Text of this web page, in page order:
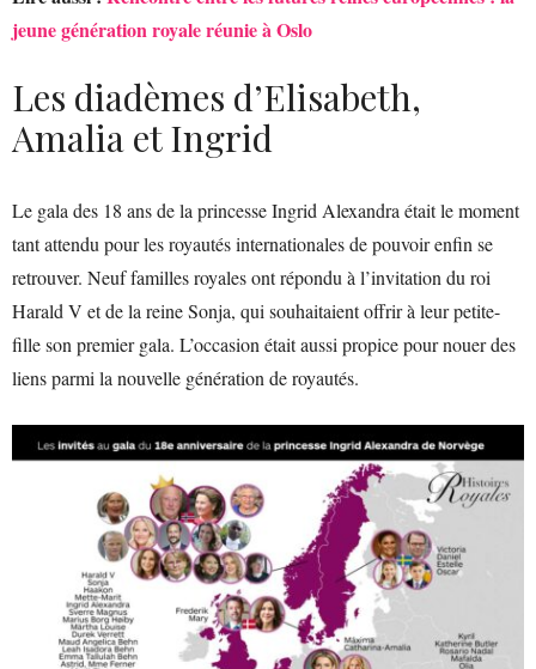
jeune génération royale réunie à Oslo
Les diadèmes d’Elisabeth,
Amalia et Ingrid
Le gala des 18 ans de la princesse Ingrid Alexandra était le moment
tant attendu pour les royautés internationales de pouvoir enfin se
retrouver. Neuf familles royales ont répondu à l’invitation du roi
Harald V et de la reine Sonja, qui souhaitaient offrir à leur petite-
fille son premier gala. L’occasion était aussi propice pour nouer des
liens parmi la nouvelle génération de royautés.